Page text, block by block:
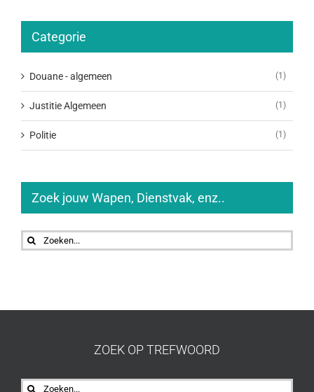
Categorie
Douane - algemeen (1)
Justitie Algemeen (1)
Politie (1)
Zoek jouw Wapen, Dienstvak, enz..
Zoeken
naar:
ZOEK OP TREFWOORD
Zoeken